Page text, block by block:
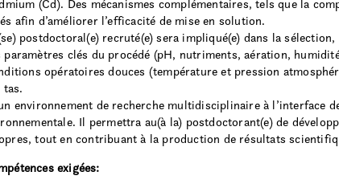
(Cd). Des mécanismes complémentaires, tels que la
afin d’améliorer l’efficacité de mise en solution.
postdoctoral(e) recruté(e) sera impliqué(e) dans la
paramètres clés du procédé (pH, nutriments, aération,
opératoires douces (température et pression
environnement de recherche multidisciplinaire à l’interface
Il permettra au(à la) postdoctorant(e) de
tout en contribuant à la production de résultats
exigées: